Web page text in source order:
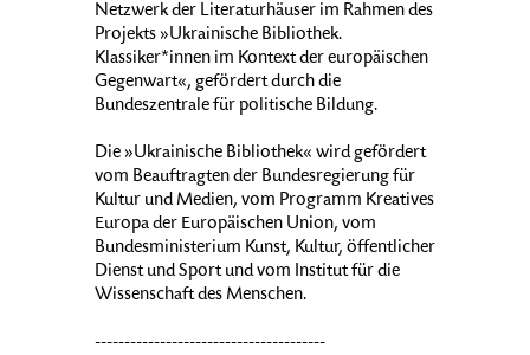
Netzwerk der Literaturhäuser im Rahmen des
Projekts »Ukrainische Bibliothek.
Klassiker*innen im Kontext der europäischen
Gegenwart«, gefördert durch die
Bundeszentrale für politische Bildung.
Die »Ukrainische Bibliothek« wird gefördert
vom Beauftragten der Bundesregierung für
Kultur und Medien, vom Programm Kreatives
Europa der Europäischen Union, vom
Bundesministerium Kunst, Kultur, öffentlicher
Dienst und Sport und vom Institut für die
Wissenschaft des Menschen.
---------------------------------------